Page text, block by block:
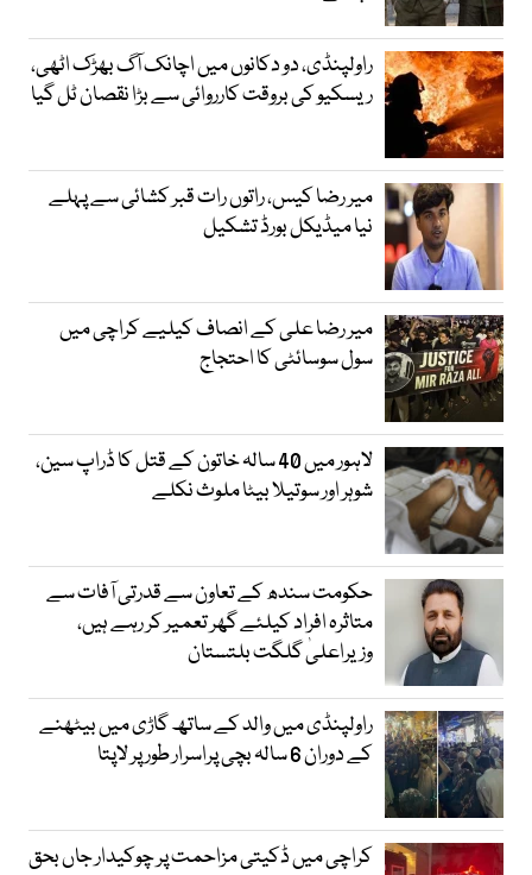
راولپنڈی، دو دکانوں میں اچانک آگ بھڑک اٹھی،
ریسکیو کی بروقت کارروائی سے بڑا نقصان ٹل گیا
میر رضا کیس، راتوں رات قبر کشائی سے پہلے
نیا میڈیکل بورڈ تشکیل
میر رضا علی کے انصاف کیلیے کراچی میں
سول سوسائٹی کا احتجاج
لاہور میں 40 سالہ خاتون کے قتل کا ڈراپ سین،
شوہر اور سوتیلا بیٹا ملوث نکلے
حکومت سندھ کے تعاون سے قدرتی آفات سے
متاثرہ افراد کیلئے گھر تعمیر کر رہے ہیں،
وزیراعلیٰ گلگت بلتستان
راولپنڈی میں والد کے ساتھ گاڑی میں بیٹھنے
کے دوران 6 سالہ بچی پراسرار طور پر لاپتا
کراچی میں ڈکیتی مزاحمت پر چوکیدار جاں بحق